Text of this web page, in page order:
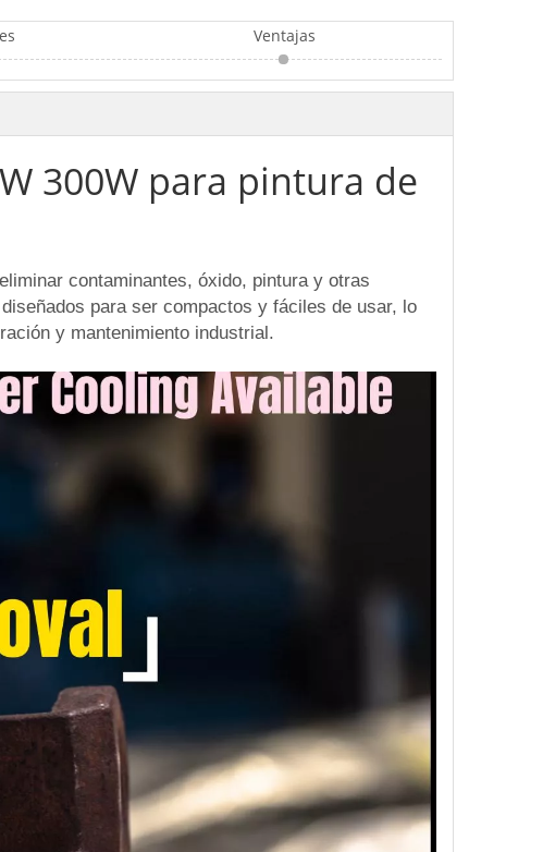
Ventajas
300W para pintura de
contaminantes, óxido, pintura y otras
para ser compactos y fáciles de usar, lo
y mantenimiento industrial.